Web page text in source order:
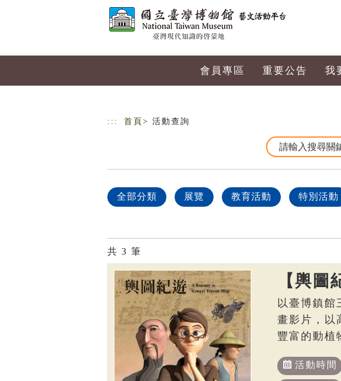
會員專區 重要公告 我
::: 首頁 > 活動查詢
全部分類 展覽 教育活動 特別活動
共 3 筆
【輿
以臺博鎮館
畫影片，以
豐富的動植
活動時間